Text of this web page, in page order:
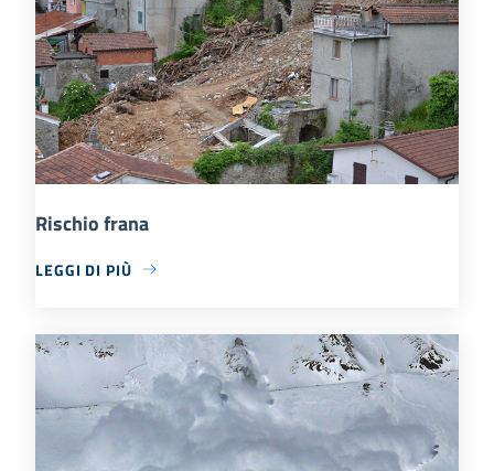
Rischio frana
LEGGI DI PIÙ